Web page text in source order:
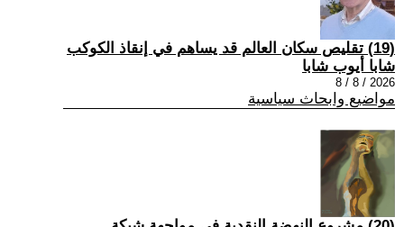
(19) تقليص سكان العالم قد يساهم في إنقاذ الكوكب
شابا أيوب شابا
2026 / 8 / 8
مواضيع وابحاث سياسية